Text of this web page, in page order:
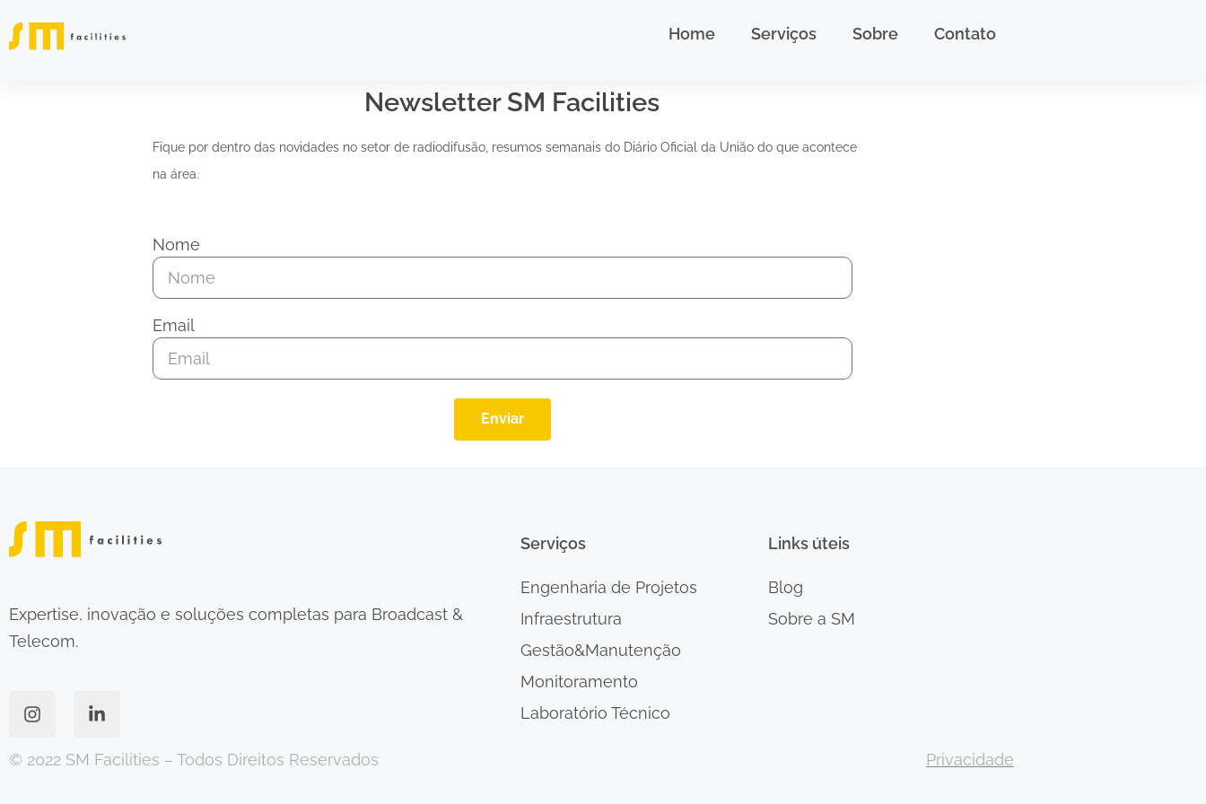
Home Serviços Sobre Contato
Newsletter SM Facilities
Fique por dentro das novidades no setor de radiodifusão, resumos semanais do Diário Oficial da União do que acontece
na área.
Nome
Email
Enviar
Expertise, inovação e soluções completas para Broadcast &
Telecom.
Serviços
Engenharia de Projetos
Infraestrutura
Gestão&Manutenção
Monitoramento
Laboratório Técnico
Links úteis
Blog
Sobre a SM
© 2022 SM Facilities – Todos Direitos Reservados Privacidade